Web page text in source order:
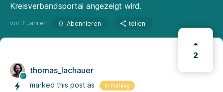
Kreisverbandsportal angezeigt wird.
vor 2 Jahren Abonnieren teilen
2
thomas_lachauer
marked this post as In Prüfung